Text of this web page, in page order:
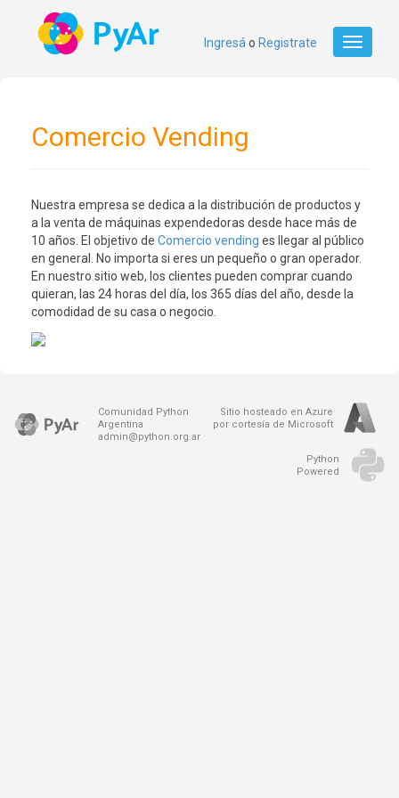
Toggle
Ingresá o Registrate
Comercio Vending
Nuestra empresa se dedica a la distribución de productos y
a la venta de máquinas expendedoras desde hace más de
10 años. El objetivo de Comercio vending es llegar al público
en general. No importa si eres un pequeño o gran operador.
En nuestro sitio web, los clientes pueden comprar cuando
quieran, las 24 horas del día, los 365 días del año, desde la
comodidad de su casa o negocio.
Comunidad Python
Argentina
admin@python.org.ar
Sitio hosteado en Azure
por cortesía de Microsoft
Python
Powered